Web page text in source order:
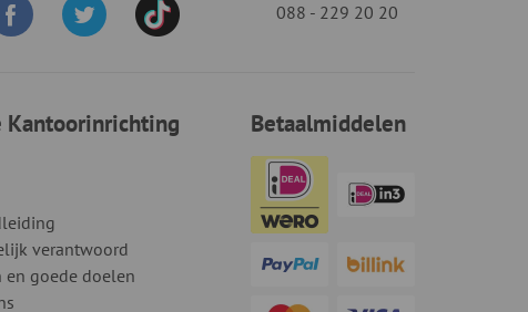
Kantoorinrichting
verantwoord
en goede doelen
088 - 229 20 20
Betaalmiddelen